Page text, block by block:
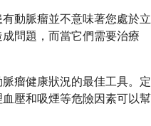
動脈瘤並不意味著您處於立
問題，而當它們需要治療
瘤健康狀況的最佳工具。定
壓和吸煙等危險因素可以幫